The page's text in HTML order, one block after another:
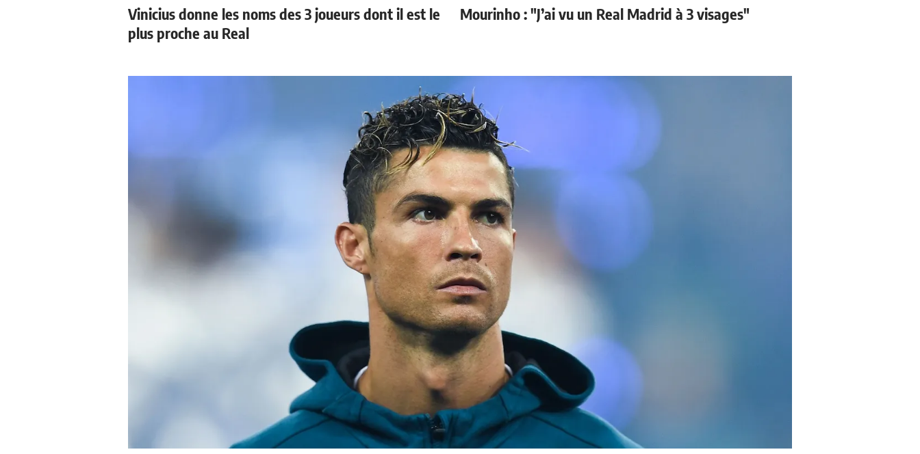
Vinicius donne les noms des 3 joueurs dont il est le
plus proche au Real
Mourinho : "J’ai vu un Real Madrid à 3 visages"